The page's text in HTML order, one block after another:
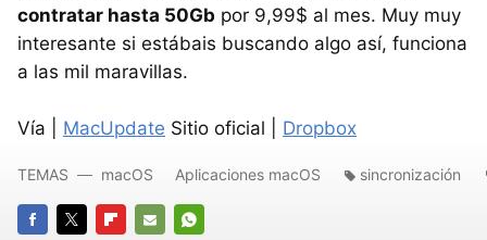
contratar hasta 50Gb por 9,99$ al mes. Muy muy
interesante si estábais buscando algo así, funciona
a las mil maravillas.
Vía | MacUpdate Sitio oficial | Dropbox
TEMAS macOS Aplicaciones macOS sincronización